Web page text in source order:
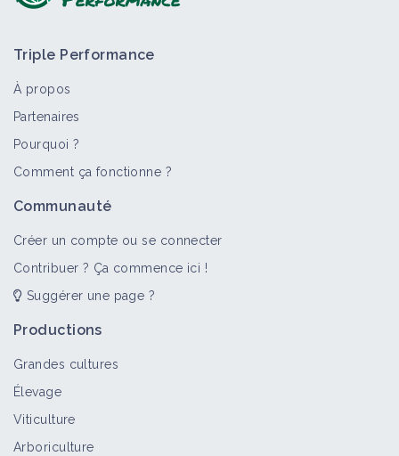
Fiche technique
Triple Performance
À propos
Partenaires
Pourquoi ?
Comment ça fonctionne ?
Communauté
Créer un compte ou se connecter
Contribuer ? Ça commence ici !
Suggérer une page ?
Productions
Grandes cultures
Élevage
Viticulture
Arboriculture